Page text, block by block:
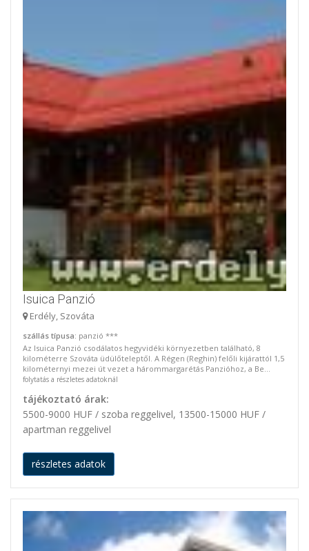
Isuica Panzió
Erdély, Szováta
szállás típusa: panzió ***
Az Isuica Panzió csodálatos hegyvidéki környezetben található, 8
kilométerre Szováta üdülőteleptől. A Régen (Reghin) felőli kijárattól 1,5
kilométernyi mezei út vezet a hárommargarétás Panzióhoz, a Be...
folytatás a részletes adatoknál
tájékoztató árak:
5500-9000 HUF / szoba reggelivel, 13500-15000 HUF /
apartman reggelivel
részletes adatok